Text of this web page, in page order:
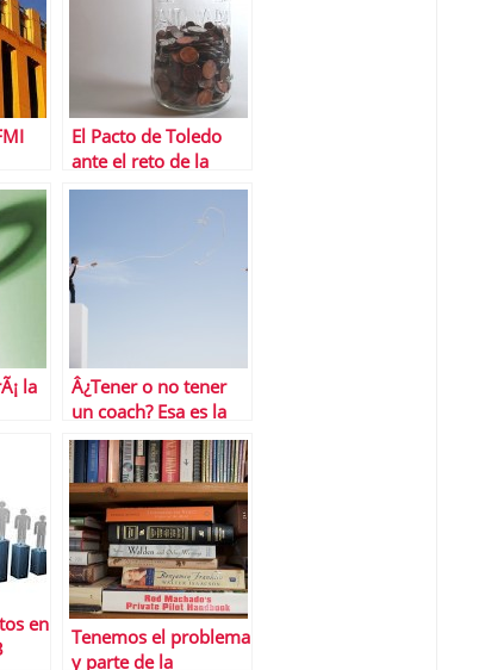
El Pacto de Toledo
ante el reto de la
reforma del Sistema
la
Â¿Tener o no tener
un coach? Esa es la
cuestiÃ³n
en
Tenemos el problema
y parte de la